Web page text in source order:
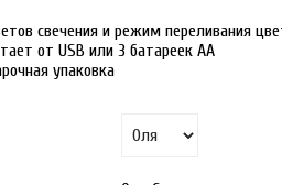
свечения и режим переливания
от USB или 3 батареек АА
упаковка